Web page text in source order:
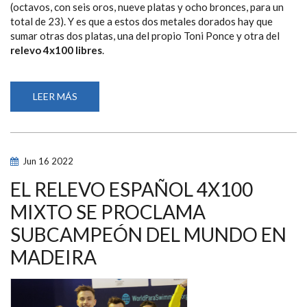
(octavos, con seis oros, nueve platas y ocho bronces, para un
total de 23). Y es que a estos dos metales dorados hay que
sumar otras dos platas, una del propio Toni Ponce y otra del
relevo 4x100 libres.
LEER MÁS
MARQUÉS
TONI
SE
PROCLAMAN
DEL
MUNDO
DE
NATACIÓN
PARALÍMPICA
Jun 16 2022
EL RELEVO ESPAÑOL 4X100
MIXTO SE PROCLAMA
SUBCAMPEÓN DEL MUNDO EN
MADEIRA